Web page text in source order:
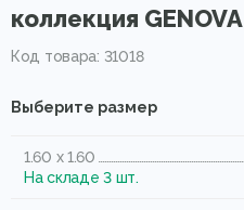
коллекция GENOVA
Код товара: 31018
Выберите размер
1.60 x 1.60
На складе 3 шт.